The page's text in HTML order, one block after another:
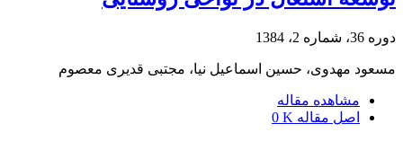
دوره 36، شماره 2، 1384
مسعود مهدوی، حسین اسماعیل نیا، مجتبی قدیری معصوم
مشاهده مقاله
اصل مقاله 0 K